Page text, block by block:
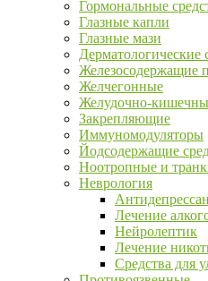
Гормональные
Глазные капли
Глазные мази
Дерматологические
Железосодержащие
Желчегонные
Желудочно-
Закрепляющие
Иммуномодуляторы
Йодсодержащие
Ноотропные и
Неврология
Лечение
Нейролептик
Лечение
Средства для